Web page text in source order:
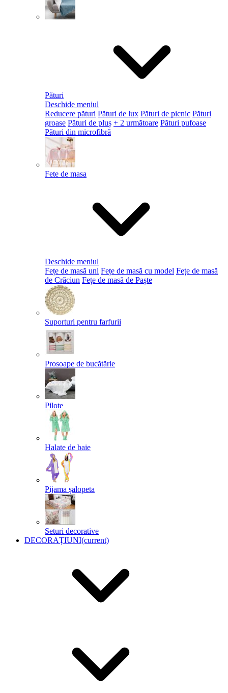
Pături
Deschide meniul
Reducere pături Pături de lux Pături de picnic Pături
groase Pături de pluș + 2 următoare Pături pufoase
Pături din microfibră
Fete de masa
Deschide meniul
Fețe de masă uni Fețe de masă cu model Fețe de masă
de Crăciun Fețe de masă de Paște​
Suporturi pentru farfurii
Prosoape de bucătărie
Pilote
Halate de baie
Pijama șalopeta
Seturi decorative
DECORAȚIUNI(current)